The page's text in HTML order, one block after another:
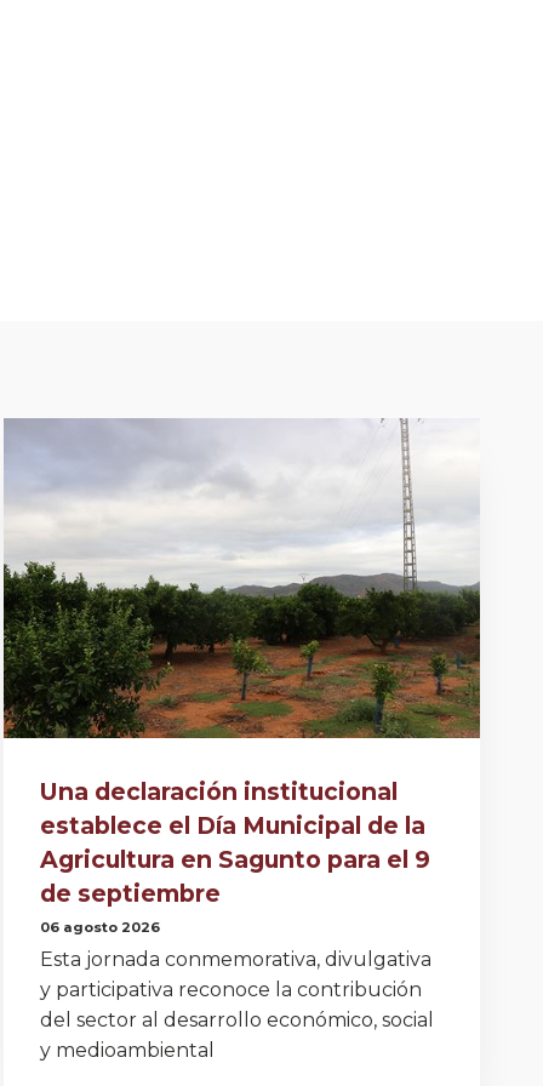
Una declaración institucional
establece el Día Municipal de la
Agricultura en Sagunto para el 9
de septiembre
06 agosto 2026
Esta jornada conmemorativa, divulgativa
y participativa reconoce la contribución
del sector al desarrollo económico, social
y medioambiental